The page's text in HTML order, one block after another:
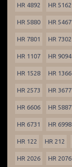
HR 4892 HR 5162
HR 5880 HR 5467
HR 7801 HR 7302
HR 1107 HR 9094
HR 1528 HR 1366
HR 2573 HR 3677
HR 6606 HR 5887
HR 6731 HR 6998
HR 122 HR 212
HR 2026 HR 2076